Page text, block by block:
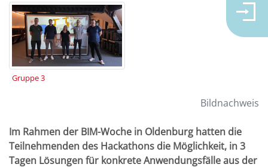
Gruppe 3
Bildnachweis
Im Rahmen der BIM-Woche in Oldenburg hatten die
Teilnehmenden des Hackathons die Möglichkeit, in 3
Tagen Lösungen für konkrete Anwendungsfälle aus der